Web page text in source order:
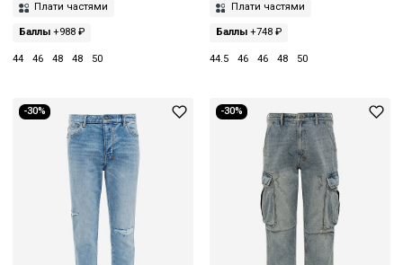
Плати частями
Баллы +988 ₽
44 46 48 48 50
Плати частями
Баллы+748 ₽
44.5 46 46 48 50
-30% -30%